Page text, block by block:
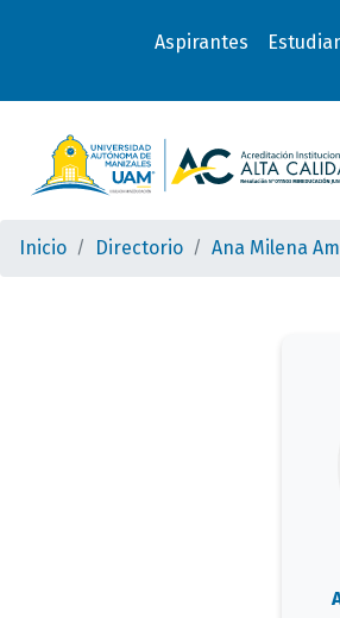
Aspirantes
Inicio Directorio Ana Milena